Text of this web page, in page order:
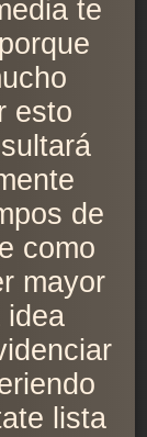
te
esto
de
como
mayor
idea
lista